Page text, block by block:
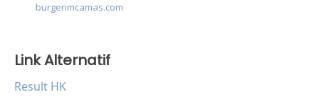
burgerimcamas.com
Link Alternatif
Result HK